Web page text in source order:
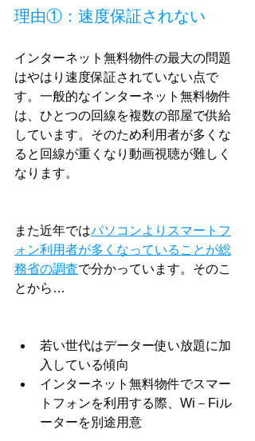
理由①：速度保証されない
インターネット無料物件の最大の問題
はやはり速度保証されていない点で
す。一般的なインターネット無料物件
は、ひとつの回線を複数の部屋で供給
しています。そのため利用者が多くな
ると回線が重くなり動画視聴が難しく
なります。
また近年ではパソコンよりスマートフ
ォン利用者が多くなっていることが総
務省の調査で分かっています。そのこ
とから…
若い世代はデーター使い放題に加
入している傾向
インターネット無料物件でスマー
トフォンを利用する際、Wi－Fiル
ーターを別途用意